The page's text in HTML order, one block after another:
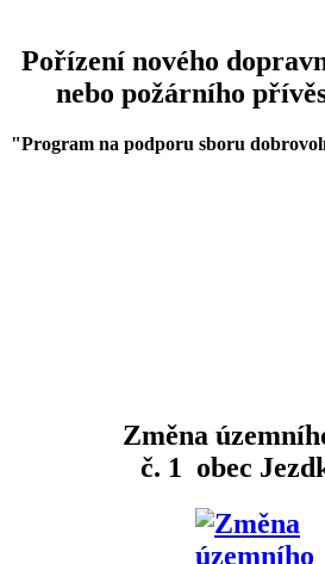
Pořízení nového
nebo požárního
"Program na podporu sboru
Změna
č. 1 obec